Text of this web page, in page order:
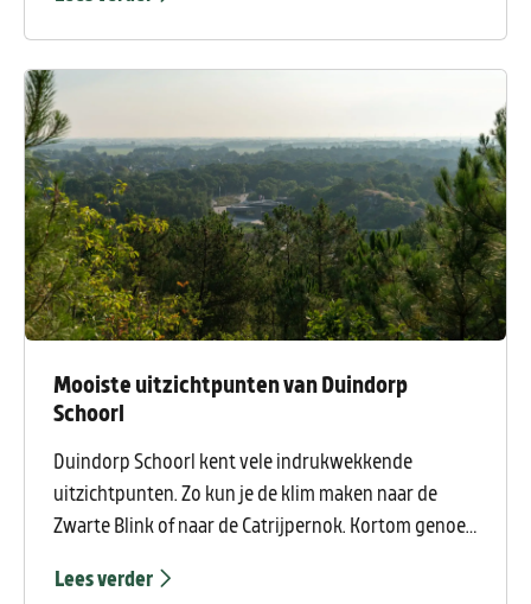
dorpskernen.
Mooiste uitzichtpunten van Duindorp
Schoorl
Duindorp Schoorl kent vele indrukwekkende
uitzichtpunten. Zo kun je de klim maken naar de
Zwarte Blink of naar de Catrijpernok. Kortom genoeg
aantal tips voor jou uitgelicht om jouw wandeling in
Lees verder